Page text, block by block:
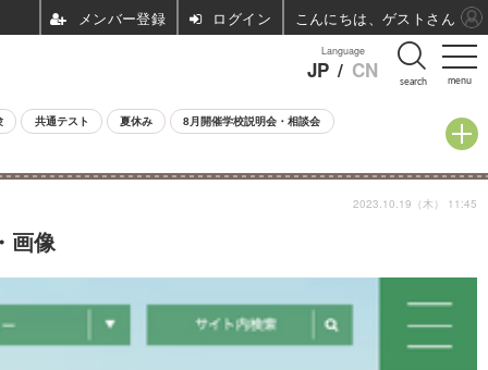
menu
Language
JP / CN search
共通テスト 夏休み 8月開催学校説明会・相談会
画像
2023.10.19（木） 11:45
ログイン こんにちは、ゲストさん